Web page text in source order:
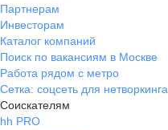
Партнерам
Инвесторам
Каталог компаний
Поиск по вакансиям в Москве
Работа рядом с метро
Сетка: соцсеть для нетворкинга
Соискателям
hh PRO